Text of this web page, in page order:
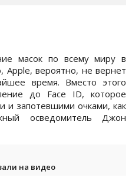
масок по всему миру в
вероятно, не вернет
время. Вместо этого
до Face ID, которое
и запотевшими очками, как
осведомитель Джон
на видео